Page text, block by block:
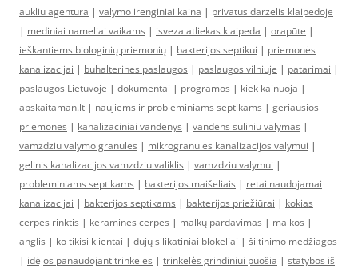
aukliu agentura | valymo irenginiai kaina | privatus darzelis klaipedoje
| mediniai nameliai vaikams | isveza atliekas klaipeda | orapūte |
ieškantiems biologinių priemonių | bakterijos septikui | priemonės
kanalizacijai | buhalterines paslaugos | paslaugos vilniuje | patarimai |
paslaugos Lietuvoje | dokumentai | programos | kiek kainuoja |
apskaitaman.lt | naujiems ir probleminiams septikams | geriausios
priemones | kanalizaciniai vandenys | vandens suliniu valymas |
vamzdziu valymo granules | mikrogranules kanalizacijos valymui |
gelinis kanalizacijos vamzdziu valiklis | vamzdziu valymui |
probleminiams septikams | bakterijos maišeliais | retai naudojamai
kanalizacijai | bakterijos septikams | bakterijos priežiūrai | kokias
cerpes rinktis | keramines cerpes | malkų pardavimas | malkos |
anglis | ko tikisi klientai | dujų silikatiniai blokeliai | šiltinimo medžiagos
| idėjos panaudojant trinkeles | trinkelės grindiniui puošia | statybos iš